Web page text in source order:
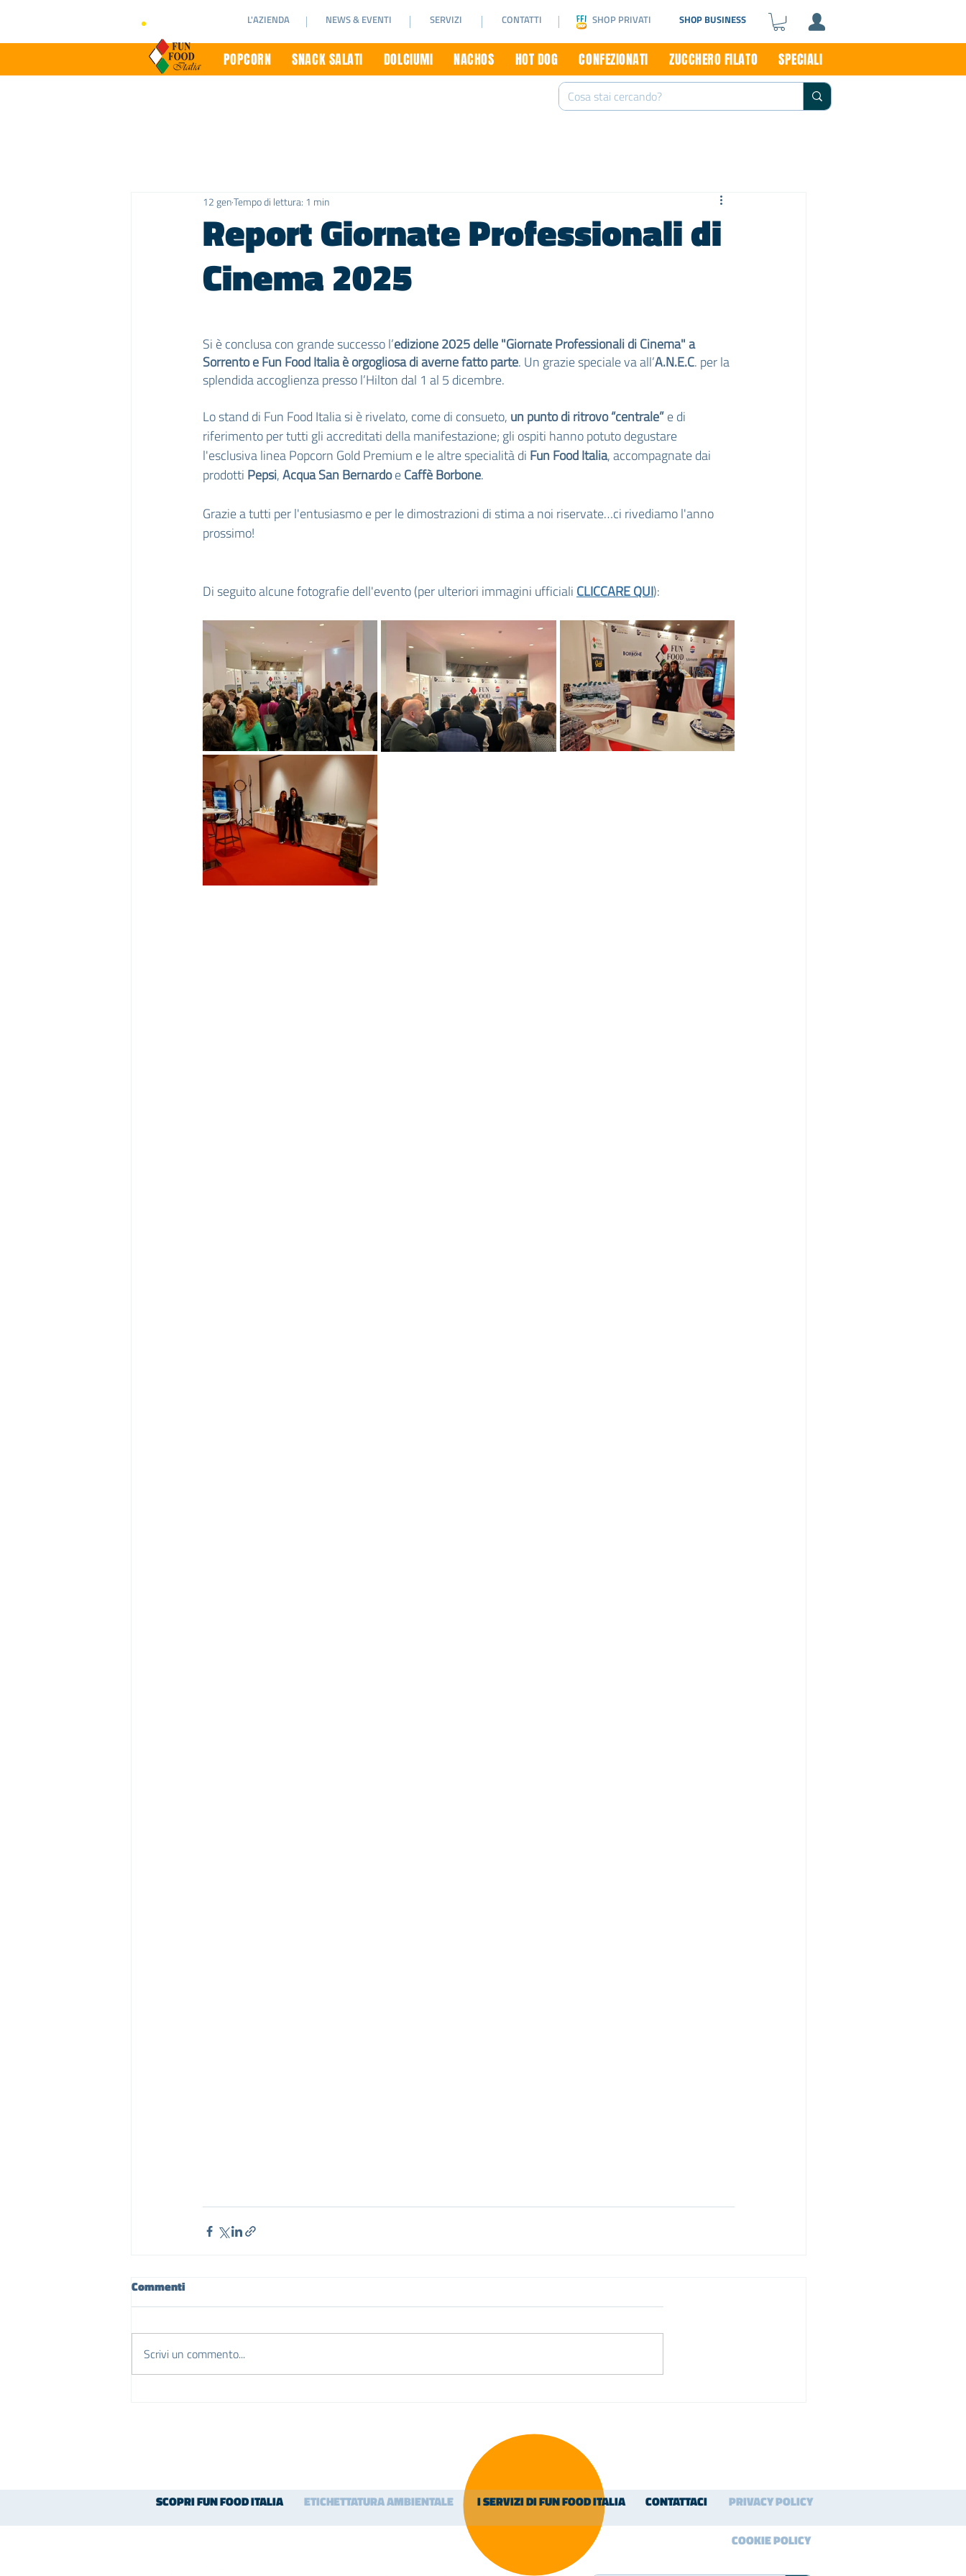
POPCORN SNACK SALATI DOLCIUMI NACHOS HOT DOG CONFEZIONATI ZUCCHERO FILATO SPECIALI
L'AZIENDA NEWS & EVENTI SERVIZI CONTATTI SHOP PRIVATI SHOP BUSINESS
Report Giornate Professionali di
Cinema 2025
12 genTempo di lettura: 1 min
Si è conclusa con grande successo l’edizione 2025 delle "Giornate Professionali di Cinema" a
Sorrento e Fun Food Italia è orgogliosa di averne fatto parte. Un grazie speciale va all’A.N.E.C. per la
splendida accoglienza presso l’Hilton dal 1 al 5 dicembre.
Lo stand di Fun Food Italia si è rivelato, come di consueto, un punto di ritrovo “centrale” e di
riferimento per tutti gli accreditati della manifestazione; gli ospiti hanno potuto degustare
l'esclusiva linea Popcorn Gold Premium e le altre specialità di Fun Food Italia, accompagnate dai
prodotti Pepsi, Acqua San Bernardo e Caffè Borbone.
Grazie a tutti per l'entusiasmo e per le dimostrazioni di stima a noi riservate…ci rivediamo l'anno
prossimo!
Di seguito alcune fotografie dell'evento (per ulteriori immagini ufficiali CLICCARE QUI):
Commenti
Scrivi un commento...
SCOPRI FUN FOOD ITALIA ETICHETTATURA AMBIENTALE I SERVIZI DI FUN FOOD ITALIA CONTATTACI PRIVACY POLICY
COOKIE POLICY